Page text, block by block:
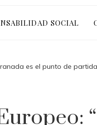
SOCIAL
es el punto de